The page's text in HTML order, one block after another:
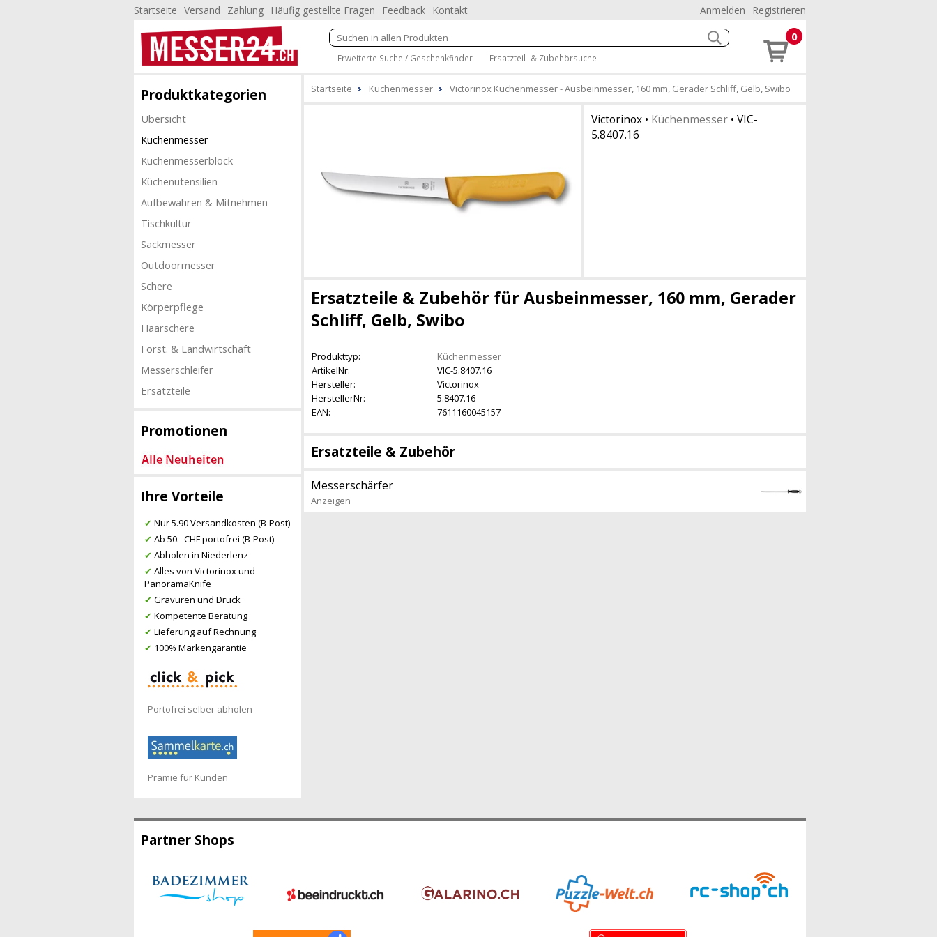
Startseite Versand Zahlung Häufig gestellte Fragen Feedback Kontakt Anmelden Registrieren
Erweiterte Suche / Geschenkfinder Ersatzteil- & Zubehörsuche
0
Produktkategorien
Übersicht
Küchenmesser
Küchenmesserblock
Küchenutensilien
Aufbewahren & Mitnehmen
Tischkultur
Sackmesser
Outdoormesser
Schere
Körperpflege
Haarschere
Forst. & Landwirtschaft
Messerschleifer
Ersatzteile
Promotionen
Ihre Vorteile
✔ Nur 5.90 Versandkosten (B-Post)
✔ Ab 50.- CHF portofrei (B-Post)
✔ Abholen in Niederlenz
✔ Alles von Victorinox und
PanoramaKnife
✔ Gravuren und Druck
✔ Kompetente Beratung
✔ Lieferung auf Rechnung
✔ 100% Markengarantie
Portofrei selber abholen
Prämie für Kunden
Startseite Küchenmesser Victorinox Küchenmesser - Ausbeinmesser, 160 mm, Gerader Schliff, Gelb, Swibo
Victorinox• Küchenmesser• VIC-
5.8407.16
Ersatzteile & Zubehör für Ausbeinmesser, 160 mm, Gerader
Schliff, Gelb, Swibo
Produkttyp:
Küchenmesser
ArtikelNr:
VIC-5.8407.16
Hersteller:
Victorinox
HerstellerNr:
5.8407.16
EAN:
7611160045157
Ersatzteile & Zubehör
Messerschärfer
Anzeigen
Partner Shops